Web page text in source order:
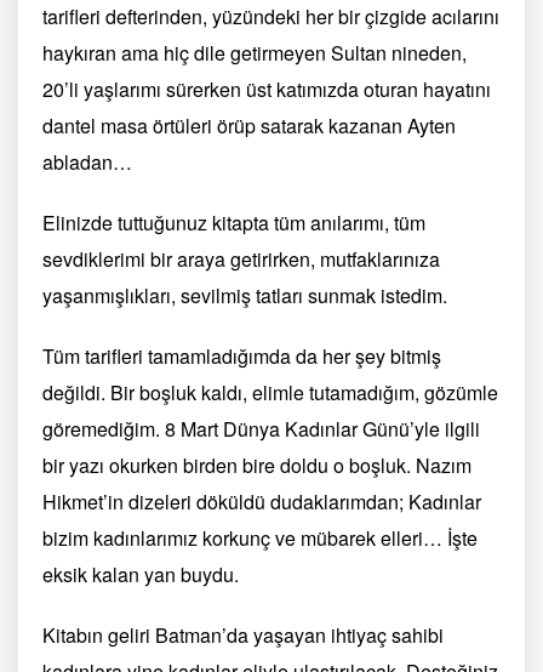
tarifleri defterinden, yüzündeki her bir çizgide acılarını
haykıran ama hiç dile getirmeyen Sultan nineden,
20’li yaşlarımı sürerken üst katımızda oturan hayatını
dantel masa örtüleri örüp satarak kazanan Ayten
abladan…
Elinizde tuttuğunuz kitapta tüm anılarımı, tüm
sevdiklerimi bir araya getirirken, mutfaklarınıza
yaşanmışlıkları, sevilmiş tatları sunmak istedim.
Tüm tarifleri tamamladığımda da her şey bitmiş
değildi. Bir boşluk kaldı, elimle tutamadığım, gözümle
göremediğim. 8 Mart Dünya Kadınlar Günü’yle ilgili
bir yazı okurken birden bire doldu o boşluk. Nazım
Hikmet’in dizeleri döküldü dudaklarımdan; Kadınlar
bizim kadınlarımız korkunç ve mübarek elleri… İşte
eksik kalan yan buydu.
Kitabın geliri Batman’da yaşayan ihtiyaç sahibi